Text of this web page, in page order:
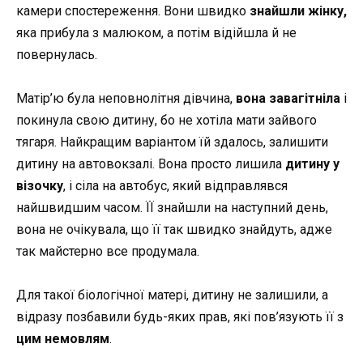
камери спостереження. Вони швидко знайшли жінку,
яка прибула з малюком, а потім відійшла й не
повернулась.
Матір’ю була неповнолітня дівчина, вона завагітніла і
покинула свою дитину, бо не хотіла мати зайвого
тягаря. Найкращим варіантом їй здалось, залишити
дитину на автовокзалі. Вона просто лишила дитину у
візочку, і сіла на автобус, який відправлявся
найшвидшим часом. ЇЇ знайшли на наступний день,
вона не очікувала, що її так швидко знайдуть, адже
так майстерно все продумала.
Для такої біологічної матері, дитину не залишили, а
відразу позбавили будь-яких прав, які пов’язують її з
цим немовлям.